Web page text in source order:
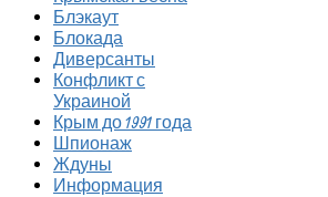
Блэкаут
Блокада
Диверсанты
Конфликт с
Украиной
Крым до 1991 года
Шпионаж
Ждуны
Информация